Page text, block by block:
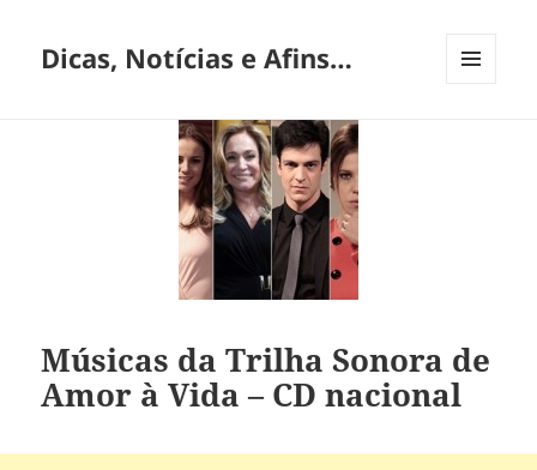
Dicas, Notícias e Afins…
Músicas da Trilha Sonora de
Amor à Vida – CD nacional